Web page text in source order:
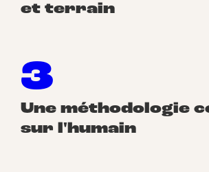
et terrain
3
Une méthodologie
sur l'humain